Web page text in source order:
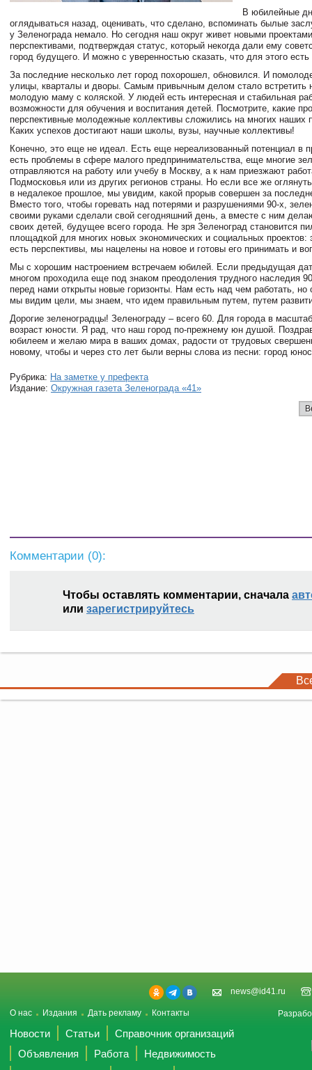
В юбилейные
оглядываться назад, оценивать, что сделано, вспоминать былые
у Зеленограда немало. Но сегодня наш округ живет новыми
перспективами, подтверждая статус, который некогда дали ему
город будущего. И можно с уверенностью сказать, что для этого есть
За последние несколько лет город похорошел, обновился. И
улицы, кварталы и дворы. Самым привычным делом стало встретить
молодую маму с коляской. У людей есть интересная и стабильная
возможности для обучения и воспитания детей. Посмотрите, какие
перспективные молодежные коллективы сложились на многих наших
Каких успехов достигают наши школы, вузы, научные коллективы!
Конечно, это еще не идеал. Есть еще нереализованный потенциал в
есть проблемы в сфере малого предпринимательства, еще многие
отправляются на работу или учебу в Москву, а к нам приезжают
Подмосковья или из других регионов страны. Но если все же
в недалекое прошлое, мы увидим, какой прорыв совершен за
Вместо того, чтобы горевать над потерями и разрушениями 90-х,
своими руками сделали свой сегодняшний день, а вместе с ним
своих детей, будущее всего города. Не зря Зеленоград становится
площадкой для многих новых экономических и социальных проектов:
есть перспективы, мы нацелены на новое и готовы его принимать и
Мы с хорошим настроением встречаем юбилей. Если предыдущая
многом проходила еще под знаком преодоления трудного наследия
перед нами открыты новые горизонты. Нам есть над чем работать, но
мы видим цели, мы знаем, что идем правильным путем, путем
Дорогие зеленоградцы! Зеленограду – всего 60. Для города в
возраст юности. Я рад, что наш город по-прежнему юн душой.
юбилеем и желаю мира в ваших домах, радости от трудовых
новому, чтобы и через сто лет были верны слова из песни: город
Рубрика: На заметке у префекта
Издание: Окружная газета Зеленограда «41»
Комментарии (0):
Чтобы оставлять комментарии, сначала
или зарегистрируйтесь
news@id41.ru
О нас Издания Дать рекламу Контакты
Новости Статьи
Справочник организаций
Объявления
Работа
Недвижимость